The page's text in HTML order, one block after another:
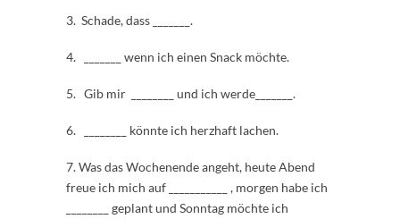
3. Schade, dass _______.
4. _______ wenn ich einen Snack möchte.
5. Gib mir ________ und ich werde_______.
6. ________ könnte ich herzhaft lachen.
7. Was das Wochenende angeht, heute Abend
freue ich mich auf ___________ , morgen habe ich
________ geplant und Sonntag möchte ich